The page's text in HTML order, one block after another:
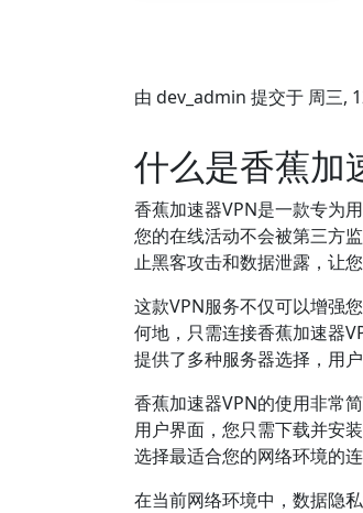
由 dev_admin 提交于 周三,
什么是香蕉加
香蕉加速器VPN是一款专为
您的在线活动不会被第三方
止黑客攻击和数据泄露，让
这款VPN服务不仅可以增强
何地，只需连接香蕉加速器
提供了多种服务器选择，用
香蕉加速器VPN的使用非常
用户界面，您只需下载并安
选择最适合您的网络环境的连
在当前网络环境中，数据隐